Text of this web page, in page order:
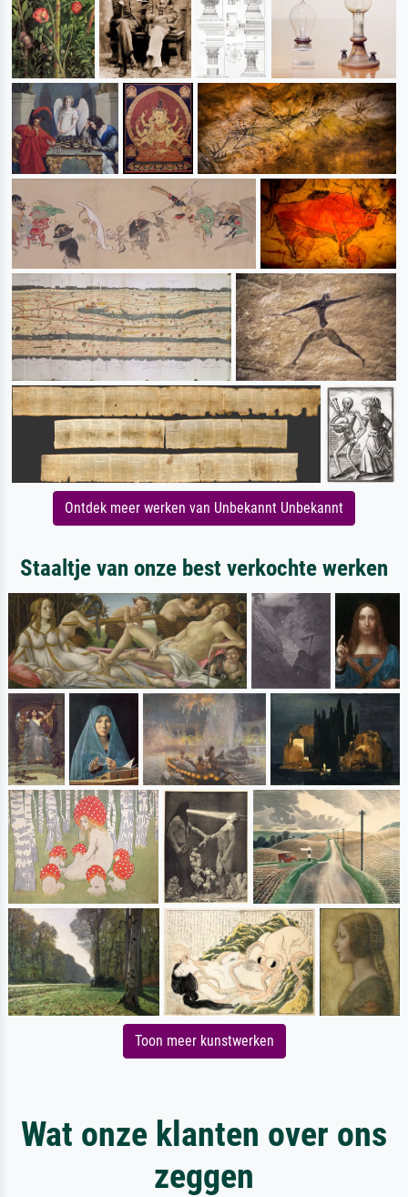
Ontdek meer werken van Unbekannt Unbekannt
Staaltje van onze best verkochte werken
Toon meer kunstwerken
Wat onze klanten over ons
zeggen